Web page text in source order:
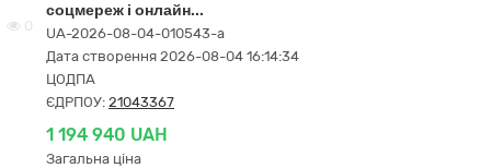
0
соцмереж і онлайн...
UA-2026-08-04-010543-a
Дата створення 2026-08-04 16:14:34
ЦОДПА
ЄДРПОУ: 21043367
1 194 940 UAH
Загальна ціна